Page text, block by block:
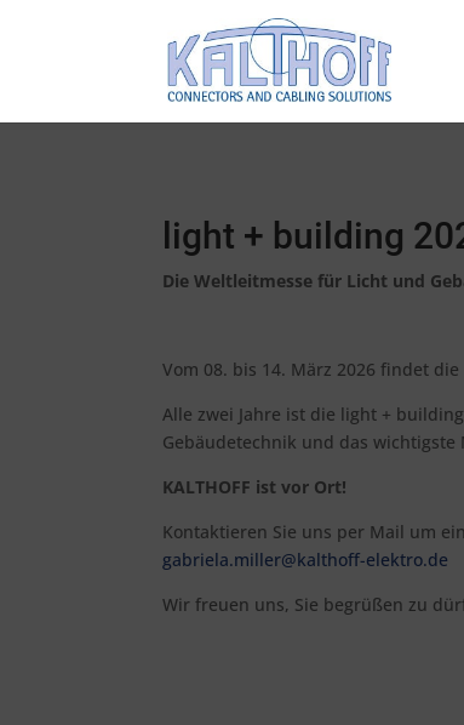
light + building
Die Weltleitmesse für Licht und
Vom 08. bis 14. März 2026 findet die
Alle zwei Jahre ist die light +
Gebäudetechnik und das wichtigste
KALTHOFF ist vor Ort!
Kontaktieren Sie uns per Mail um
gabriela.miller@kalthoff-elektro.de
Wir freuen uns, Sie begrüßen zu